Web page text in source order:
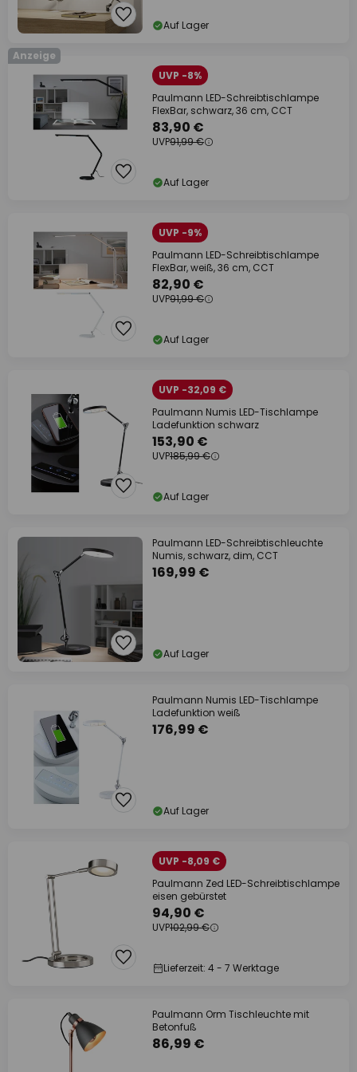
Auf Lager
Anzeige
UVP -8%
Paulmann LED-Schreibtischlampe
FlexBar, schwarz, 36 cm, CCT
83,90 €
UVP91,99 €
Auf Lager
UVP -9%
Paulmann LED-Schreibtischlampe
FlexBar, weiß, 36 cm, CCT
82,90 €
UVP91,99 €
Auf Lager
UVP -32,09 €
Paulmann Numis LED-Tischlampe
Ladefunktion schwarz
153,90 €
UVP185,99 €
Auf Lager
Paulmann LED-Schreibtischleuchte
Numis, schwarz, dim, CCT
169,99 €
Auf Lager
Paulmann Numis LED-Tischlampe
Ladefunktion weiß
176,99 €
Auf Lager
UVP -8,09 €
Paulmann Zed LED-Schreibtischlampe
eisen gebürstet
94,90 €
UVP102,99 €
Lieferzeit: 4 - 7 Werktage
Paulmann Orm Tischleuchte mit
Betonfuß
86,99 €